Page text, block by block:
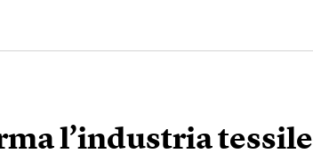
l’industria tessile